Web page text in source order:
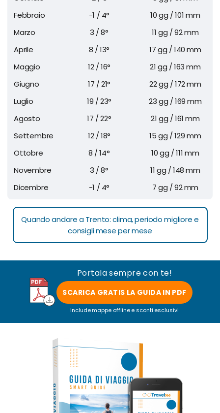
Febbraio
-1 / 4°
10 gg / 101 mm
Marzo
3 / 8°
11 gg / 92 mm
Aprile
8 / 13°
17 gg / 140 mm
Maggio
12 / 16°
21 gg / 163 mm
Giugno
17 / 21°
22 gg / 172 mm
Luglio
19 / 23°
23 gg / 169 mm
Agosto
17 / 22°
21 gg / 161 mm
Settembre
12 / 18°
15 gg / 129 mm
Ottobre
8 / 14°
10 gg / 111 mm
Novembre
3 / 8°
11 gg / 148 mm
Dicembre
-1 / 4° 7 gg / 92 mm
Quando andare a Trento: clima, periodo migliore e
consigli mese per mese
Portala sempre con te!
SCARICA GRATIS LA GUIDA IN PDF
Include mappe offline e sconti esclusivi